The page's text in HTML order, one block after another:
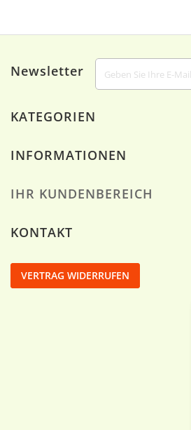
Newsletter
KATEGORIEN
INFORMATIONEN
IHR KUNDENBEREICH
KONTAKT
VERTRAG WIDERRUFEN